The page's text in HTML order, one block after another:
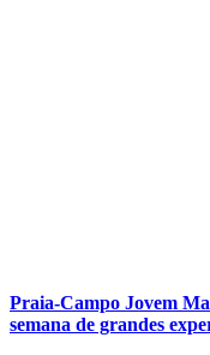
Praia-Campo Jovem
semana de grandes